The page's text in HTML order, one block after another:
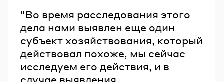
"Во время расследования этого
дела нами выявлен еще один
субъект хозяйствования, который
действовал похоже, мы сейчас
исследуем его действия, и в